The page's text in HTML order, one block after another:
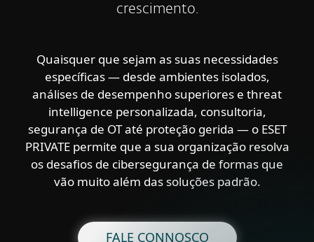
crescimento.
Quaisquer que sejam as suas necessidades
específicas — desde ambientes isolados,
análises de desempenho superiores e threat
intelligence personalizada, consultoria,
segurança de OT até proteção gerida — o ESET
PRIVATE permite que a sua organização resolva
os desafios de cibersegurança de formas que
vão muito além das soluções padrão.
FALE CONNOSCO